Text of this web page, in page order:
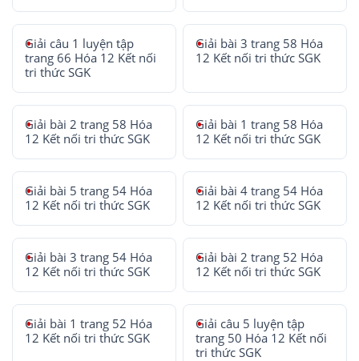
Giải câu 1 luyện tập
trang 66 Hóa 12 Kết nối
tri thức SGK
Giải bài 3 trang 58 Hóa
12 Kết nối tri thức SGK
Giải bài 2 trang 58 Hóa
12 Kết nối tri thức SGK
Giải bài 1 trang 58 Hóa
12 Kết nối tri thức SGK
Giải bài 5 trang 54 Hóa
12 Kết nối tri thức SGK
Giải bài 4 trang 54 Hóa
12 Kết nối tri thức SGK
Giải bài 3 trang 54 Hóa
12 Kết nối tri thức SGK
Giải bài 2 trang 52 Hóa
12 Kết nối tri thức SGK
Giải bài 1 trang 52 Hóa
12 Kết nối tri thức SGK
Giải câu 5 luyện tập
trang 50 Hóa 12 Kết nối
tri thức SGK